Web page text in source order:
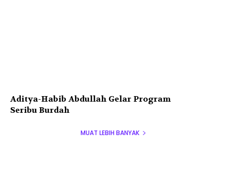
Aditya-Habib Abdullah Gelar Program
Seribu Burdah
MUAT LEBIH BANYAK